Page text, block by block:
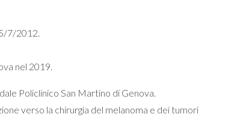
7/2012.
nel 2019.
Policlinico San Martino di Genova.
verso la chirurgia del melanoma e dei tumori